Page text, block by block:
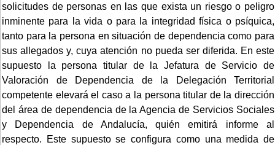
solicitudes de personas en las que exista un riesgo o peligro
inminente para la vida o para la integridad física o psíquica,
tanto para la persona en situación de dependencia como para
sus allegados y, cuya atención no pueda ser diferida. En este
supuesto la persona titular de la Jefatura de Servicio de
Valoración de Dependencia de la Delegación Territorial
competente elevará el caso a la persona titular de la dirección
del área de dependencia de la Agencia de Servicios Sociales
y Dependencia de Andalucía, quién emitirá informe al
respecto. Este supuesto se configura como una medida de